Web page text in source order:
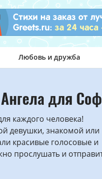
Любовь и дружба
для
каждого человека!
девушки, знакомой или
красивые голосовые и
прослушать и